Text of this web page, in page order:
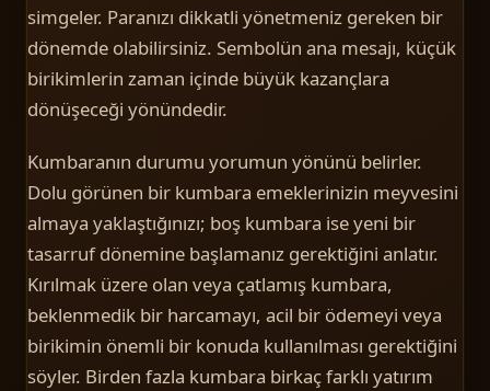
simgeler. Paranızı dikkatli yönetmeniz gereken bir
dönemde olabilirsiniz. Sembolün ana mesajı, küçük
birikimlerin zaman içinde büyük kazançlara
dönüşeceği yönündedir.
Kumbaranın durumu yorumun yönünü belirler.
Dolu görünen bir kumbara emeklerinizin meyvesini
almaya yaklaştığınızı; boş kumbara ise yeni bir
tasarruf dönemine başlamanız gerektiğini anlatır.
Kırılmak üzere olan veya çatlamış kumbara,
beklenmedik bir harcamayı, acil bir ödemeyi veya
birikimin önemli bir konuda kullanılması gerektiğini
söyler. Birden fazla kumbara birkaç farklı yatırım